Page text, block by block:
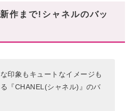
エレガンスのミニマムシルエット
っと自由に纏うならこれ!
演出するスモールホーボー
ね備えた、新しい“デイリートートの
作まで!シャネルのバッ
印象もキュートなイメージも
『CHANEL(シャネル)』のバ